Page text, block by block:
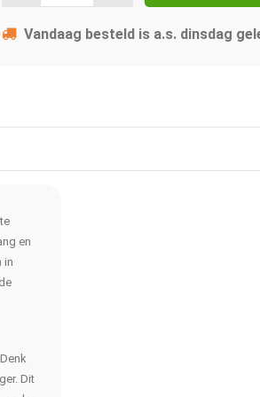
Vandaag besteld is a.s. dinsdag
en
in
Dit